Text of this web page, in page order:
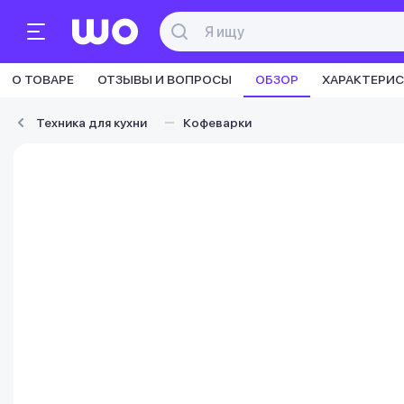
О ТОВАРЕ ОТЗЫВЫ И ВОПРОСЫ ОБЗОР
Техника для кухни Кофеварки